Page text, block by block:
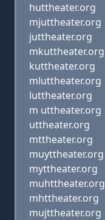
huttheater.org
mjuttheater.org
juttheater.org
mkuttheater.org
kuttheater.org
mluttheater.org
luttheater.org
m uttheater.org
uttheater.org
mttheater.org
muyttheater.org
myttheater.org
muhttheater.org
mhttheater.org
mujttheater.org